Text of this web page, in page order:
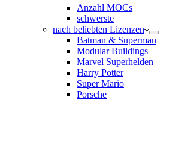
Anzahl MOCs
schwerste
nach beliebten Lizenzen
Batman & Superman
Modular Buildings
Marvel Superhelden
Harry Potter
Super Mario
Porsche